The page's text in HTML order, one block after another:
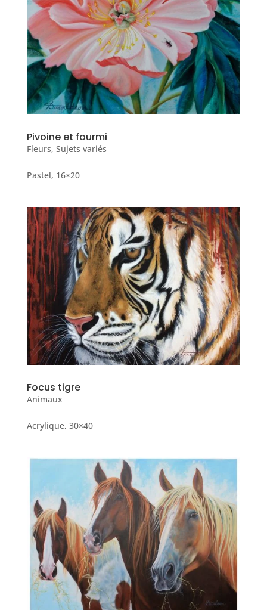
Pivoine et fourmi
Fleurs, Sujets variés
Pastel, 16×20
Focus tigre
Animaux
Acrylique, 30×40